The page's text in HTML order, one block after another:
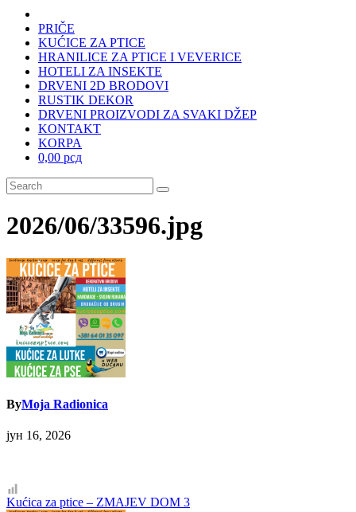
PRIČE
KUĆICE ZA PTICE
HRANILICE ZA PTICE I VEVERICE
HOTELI ZA INSEKTE
DRVENI 2D BRODOVI
RUSTIK DEKOR
DRVENI PROIZVODI ZA SVAKI DŽEP
KONTAKT
KORPA
0,00 рсд
2026/06/33596.jpg
ByMoja Radionica
јун 16, 2026
Кретање
Kućica za ptice – ZMAJEV DOM 3